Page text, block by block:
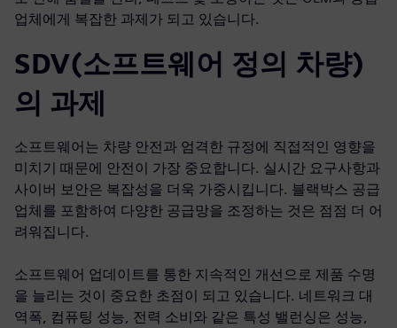
업체에게 복잡한 과제가 되고 있습니다.
SDV(소프트웨어 정의 차량)
의 과제
소프트웨어는 차량 안전과 엄격한 규정에 직접적인 영향을
미치기 때문에 안전이 가장 중요합니다. 실시간 요구사항과
사이버 보안은 복잡성을 더욱 가중시킵니다. 블랙박스 공급
업체를 포함하여 다양한 공급망을 조정하는 것은 점점 더 어
려워집니다.
소프트웨어 업데이트를 통한 지속적인 개선으로 제품 수명
을 늘리는 것이 중요한 초점이 되고 있습니다. 네트워크 대
역폭, 컴퓨팅 성능, 전력 소비와 같은 특성 밸런싱은 성능,